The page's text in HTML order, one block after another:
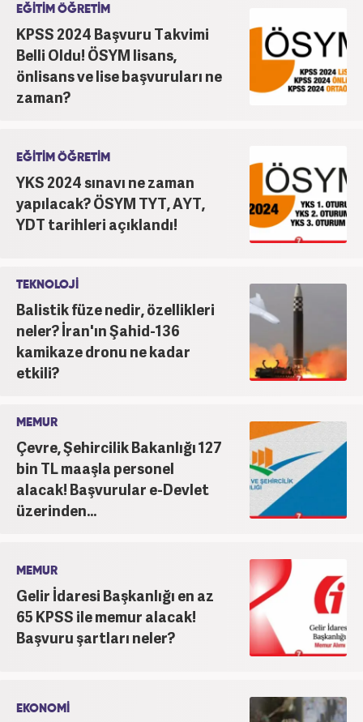
EĞİTİM ÖĞRETİM
KPSS 2024 Başvuru Takvimi
Belli Oldu! ÖSYM lisans,
önlisans ve lise başvuruları ne
zaman?
EĞİTİM ÖĞRETİM
YKS 2024 sınavı ne zaman
yapılacak? ÖSYM TYT, AYT,
YDT tarihleri açıklandı!
TEKNOLOJİ
Balistik füze nedir, özellikleri
neler? İran'ın Şahid-136
kamikaze dronu ne kadar
etkili?
MEMUR
Çevre, Şehircilik Bakanlığı 127
bin TL maaşla personel
alacak! Başvurular e-Devlet
üzerinden...
MEMUR
Gelir İdaresi Başkanlığı en az
65 KPSS ile memur alacak!
Başvuru şartları neler?
EKONOMİ